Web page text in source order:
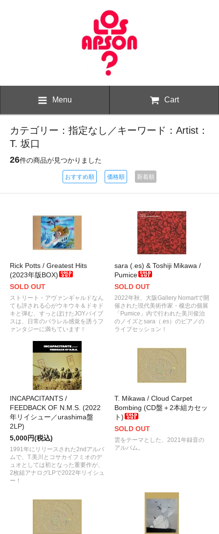
Menu Cart
カテゴリー：指定なし／キーワード：Artist：
T. 坂口
26件の商品が見つかりました
おすすめ順 価格順 新着順
Rick Potts / Greatest Hits
(2023年版BOX)
SOLD OUT
ストリート・アヴァンギャルドなん
ても評される心がウキウキ＆ドキド
キと弾む、すっとぼけたJOYバイブ
スは、日常のパラレル感覚を誘うフ
ァンタジーに満ちています！
sara (.es) & Toshiji Mikawa /
Pumice
SOLD OUT
2022年秋、大阪Gallery Nomartで開
催された現代美術作家・榎忠の個展
「Pumice」内で行われた美川俊治
のノイズとsara（.es）のピアノの
ライブセッション！
INCAPACITANTS /
FEEDBACK OF N.M.S. (2022
年リイシュー／urashima盤
2LP)
5,000円(税込)
1991年にリリースされた2ndアルバ
ムで、T.美川とコサカイフミオのデ
ュオとしては初となった重要作が、
2枚組アナログLPで2022年リイシュ
ー！
T. Mikawa / Cloud Carpet
Bombing (CD盤＋2本組カセッ
ト)
SOLD OUT
雲をテーマとした、2021年録音の
アルバム。